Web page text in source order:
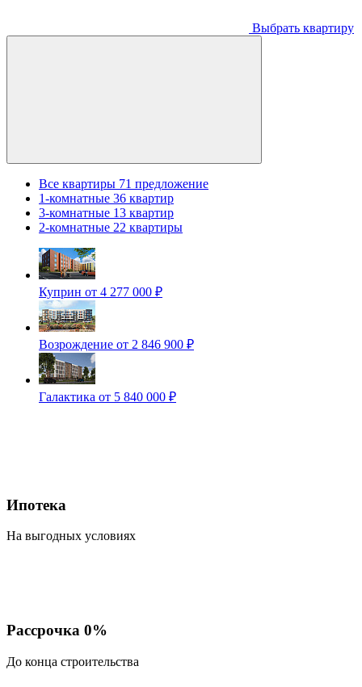
Выбрать квартиру
Все квартиры 71 предложение
1-комнатные 36 квартир
3-комнатные 13 квартир
2-комнатные 22 квартиры
Куприн от 4 277 000 ₽
Возрождение от 2 846 900 ₽
Галактика от 5 840 000 ₽
Ипотека
На выгодных условиях
Рассрочка 0%
До конца строительства